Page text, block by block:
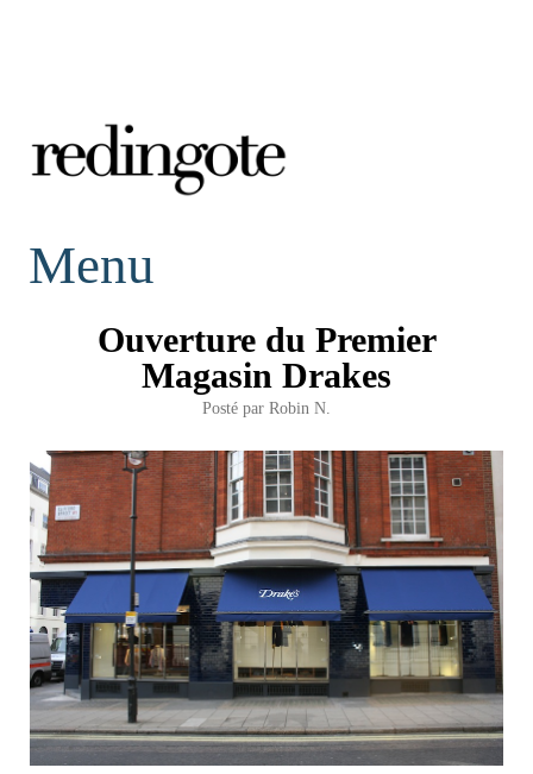
redingote.
Menu
Ouverture du Premier
Magasin Drakes
Posté par Robin N.